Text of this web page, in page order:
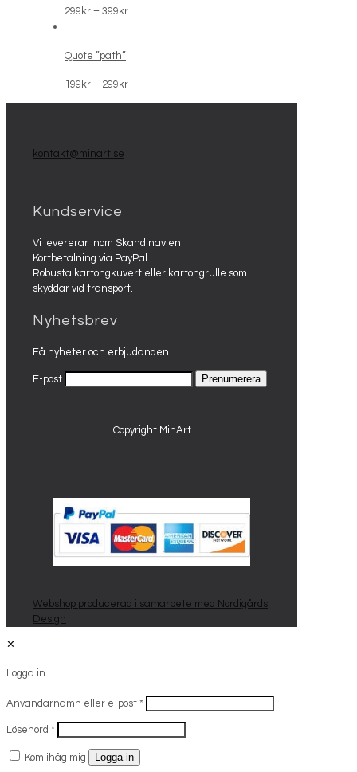
299 kr – 399 krPrisintervall:
Quote ”path”
199 kr – 299 krPrisintervall:
kontakt@minart.se
Kundservice
Vi levererar inom Skandinavien.
Kortbetalning via PayPal.
Robusta kartongkuvert eller kartongrulle som
skyddar vid transport.
Nyhetsbrev
Få nyheter och erbjudanden.
E-post
Copyright MinArt
Webshop producerad i samarbete med Nordigårds
Design
✕
Logga in
Användarnamn eller e-post *
Lösenord *
Kom ihåg mig Logga in